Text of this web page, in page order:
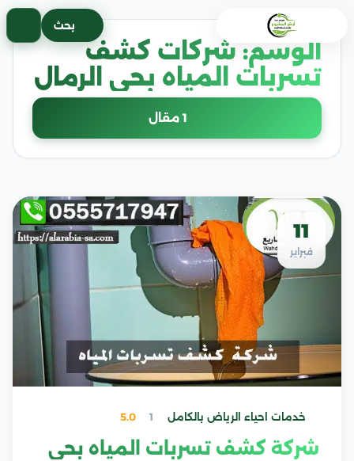
بحث
الوسم: شركات كشف
تسربات المياه بحي الرمال
1 مقال
11
فبراير
خدمات احياء الرياض بالكامل 1
5.0
شركة كشف تسربات المياه بحي